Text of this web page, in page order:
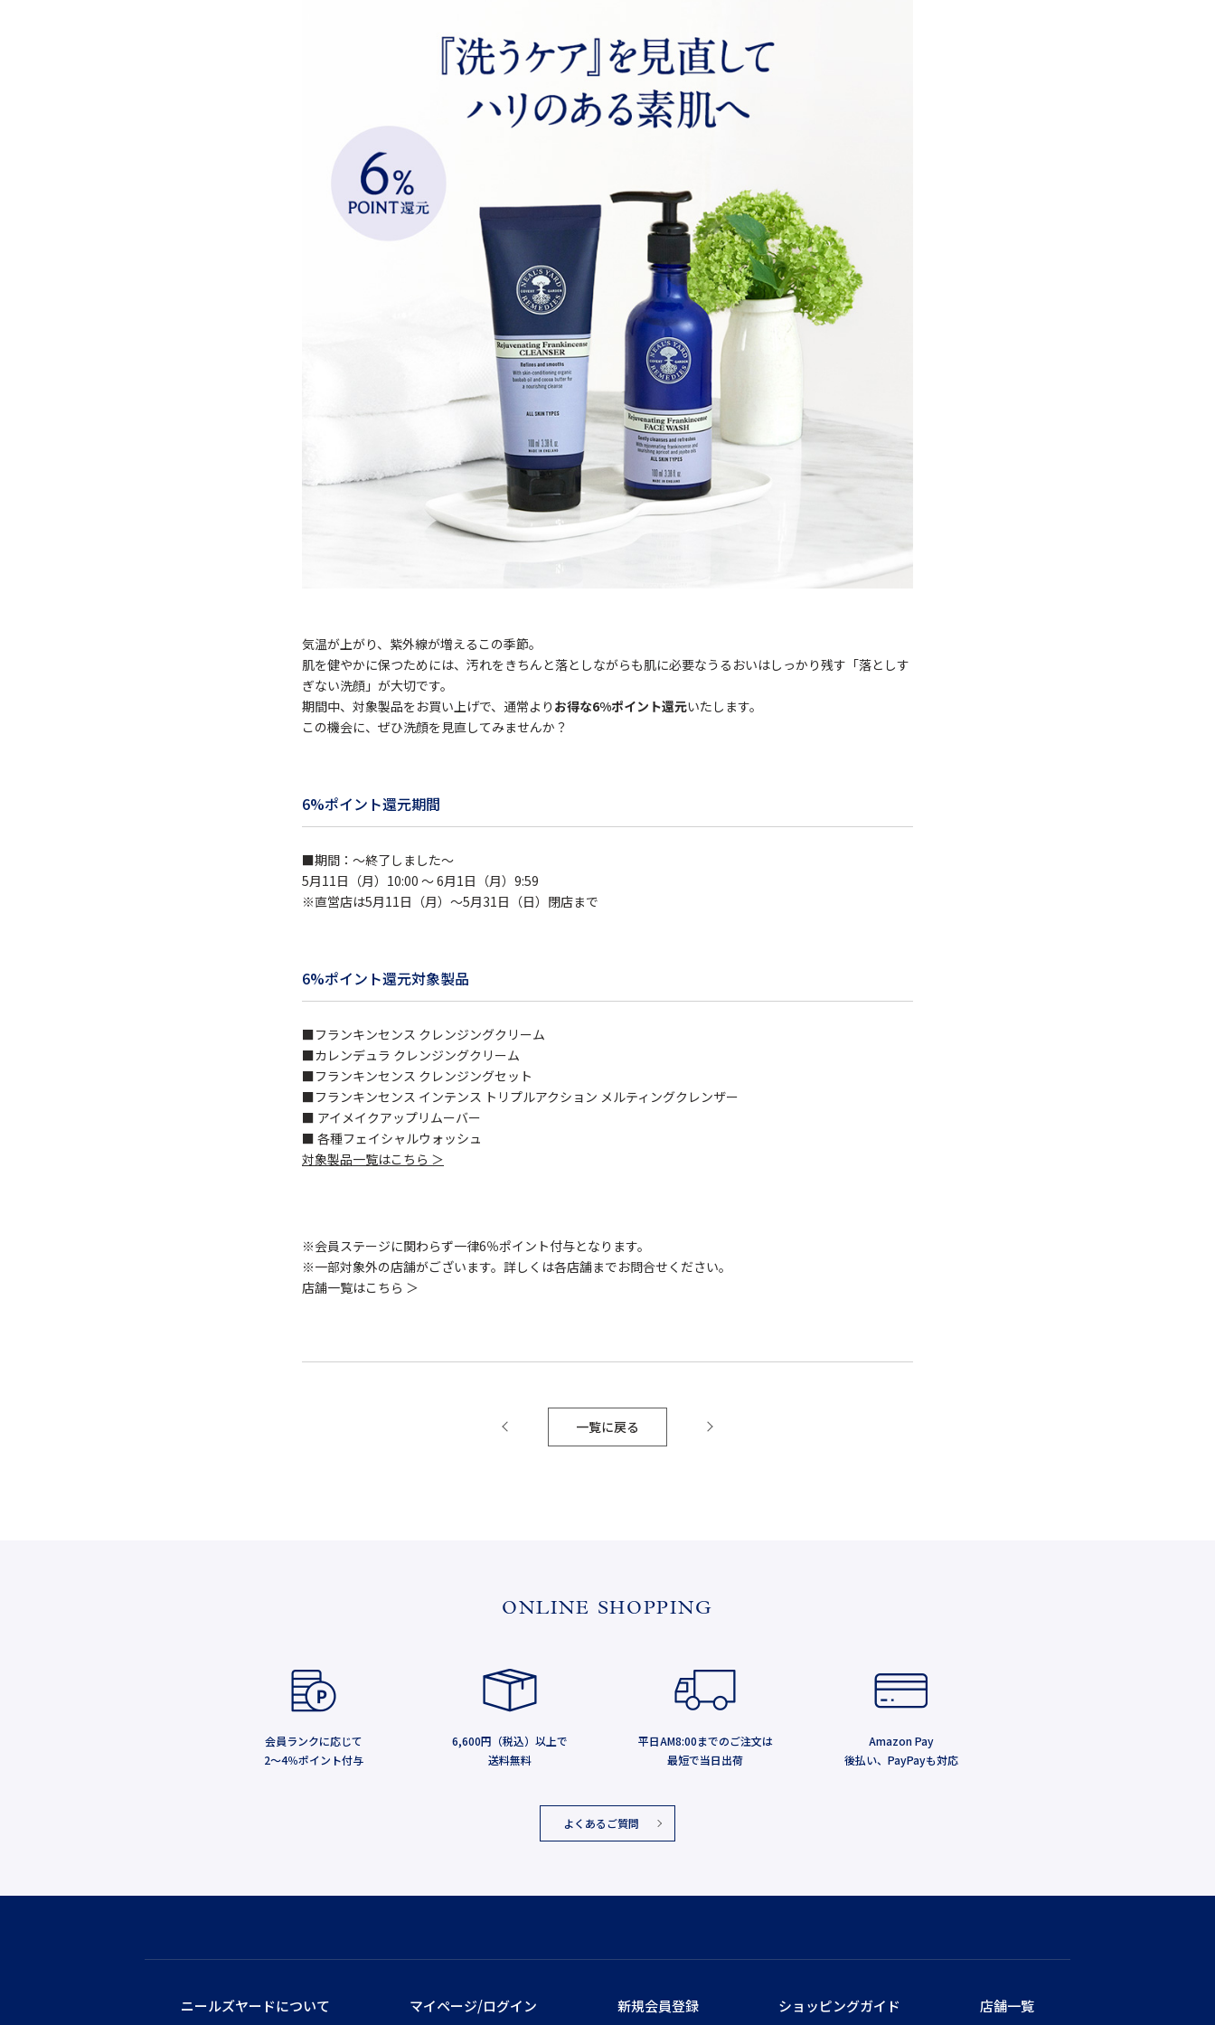
気温が上がり、紫外線が増えるこの季節。
肌を健やかに保つためには、汚れをきちんと落としながらも肌に必要なうるおいはしっかり残す「落としす
ぎない洗顔」が大切です。
期間中、対象製品をお買い上げで、通常より お得な6%ポイント還元いたします。
この機会に、ぜひ洗顔を見直してみませんか？
6%ポイント還元期間
■期間：～終了しました～
5月11日（月）10:00 ～ 6月1日（月）9:59
※直営店は5月11日（月）～5月31日（日）閉店まで
6%ポイント還元対象製品
■フランキンセンス クレンジングクリーム
■カレンデュラ クレンジングクリーム
■フランキンセンス クレンジングセット
■フランキンセンス インテンス トリプルアクション メルティングクレンザー
■ アイメイクアップリムーバー
■ 各種フェイシャルウォッシュ
対象製品一覧はこちら ＞
※会員ステージに関わらず一律6％ポイント付与となります。
※一部対象外の店舗がございます。詳しくは各店舗までお問合せください。
店舗一覧はこちら ＞
一覧に戻る
ONLINE SHOPPING
会員ランクに応じて
2～4％ポイント付与
6,600円（税込）以上で
送料無料
平日AM8:00までのご注文は
最短で当日出荷
Amazon Pay
後払い、PayPayも対応
よくあるご質問
ニールズヤードについて マイページ/ログイン 新規会員登録 ショッピングガイド 店舗一覧